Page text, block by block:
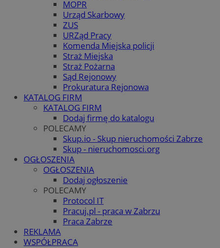
MOPR
Urząd Skarbowy
ZUS
URZąd Pracy
Komenda Miejska policji
Straż Miejska
Straż Pożarna
Sąd Rejonowy
Prokuratura Rejonowa
KATALOG FIRM
KATALOG FIRM
Dodaj firmę do katalogu
POLECAMY
Skup.io - Skup nieruchomości Zabrze
Skup - nieruchomosci.org
OGŁOSZENIA
OGŁOSZENIA
Dodaj ogłoszenie
POLECAMY
Protocol IT
Pracuj.pl - praca w Zabrzu
Praca Zabrze
REKLAMA
WSPÓŁPRACA